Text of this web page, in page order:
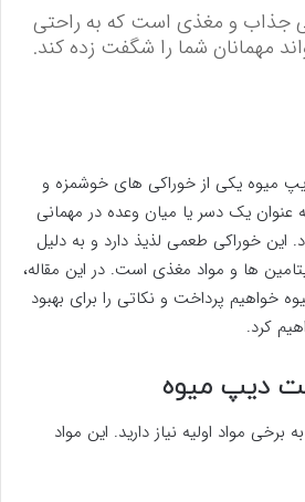
جذاب و مغذی است که به راحتی
مهمانان شما را شگفت زده کند.
میوه یکی از خوراکی های خوشمزه و
یک دسر یا میان وعده در مهمانی
خوراکی طعمی لذیذ دارد و به دلیل
ها و مواد مغذی است. در این مقاله،
خواهیم پرداخت و نکاتی را برای بهبود
کرد.
دیپ میوه
مواد اولیه نیاز دارید. این مواد